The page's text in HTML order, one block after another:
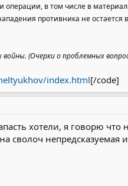
операции, в том числе в
противника не
(Очерки о проблемных
index.html[/code]
хотели, я говорю
сволоч непредсказуемая